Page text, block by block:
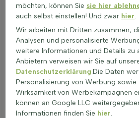
auch olfaktorische Reize. Der Duft der
Schmetterlinge an und ist somit auch
Tautropfengras trägt es zu einem
im Wind bei, was dem Garten eine
verleiht. Im Herbst verändert sich die
zusätzliche visuelle Wirkung bietet.
und fedrige Struktur ist
attraktiv und bietet Struktur im Ziergras
pflegeleicht und eignet sich
oder moderne Gärten, die windfest
seiner Eigenschaften als Präriegras ist
möchten, können Sie sie hier
auch selbst einstellen! Und zwar hier.
Wir arbeiten mit Dritten zusammen,
Analysen und personalisierte
weitere Informationen und Details zu
Anbietern verweisen wir Sie auf
Datenschutzerklärung.Die Daten
Personalisierung von Werbung sowie
Wirksamkeit von Werbekampagnen
können an Google LLC
Informationen finden Sie hier.